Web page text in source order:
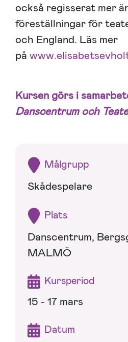
också regisserat mer
föreställningar för
och England. Läs mer
på
Kursen görs i
Danscentrum och
Målgrupp
Skådespelare
Plats
Danscentrum,
MALMÖ
Kursperiod
15 - 17 mars
Datum